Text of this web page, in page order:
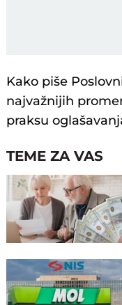
Kako piše
najvažnijih
praksu
TEME ZA VAS